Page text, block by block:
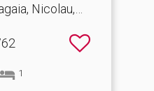
Nicolau,
1